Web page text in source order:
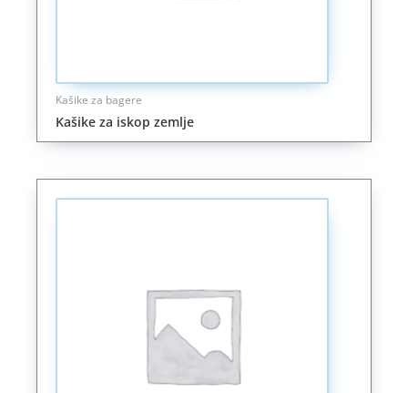
Kašike za bagere
Kašike za iskop zemlje